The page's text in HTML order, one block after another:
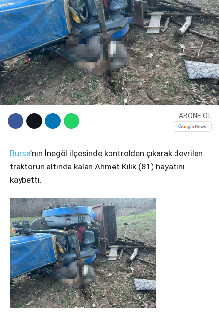
WhatsApp İhbar Hattı
Instagram
Youtube
ABONE OL
Bursa’nın İnegöl ilçesinde kontrolden çıkarak devrilen
traktörün altında kalan Ahmet Kılık (81) hayatını
kaybetti.